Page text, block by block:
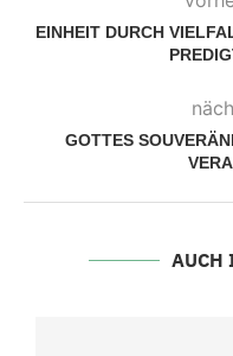
EINHEIT DURCH
GOTTES
AUCH